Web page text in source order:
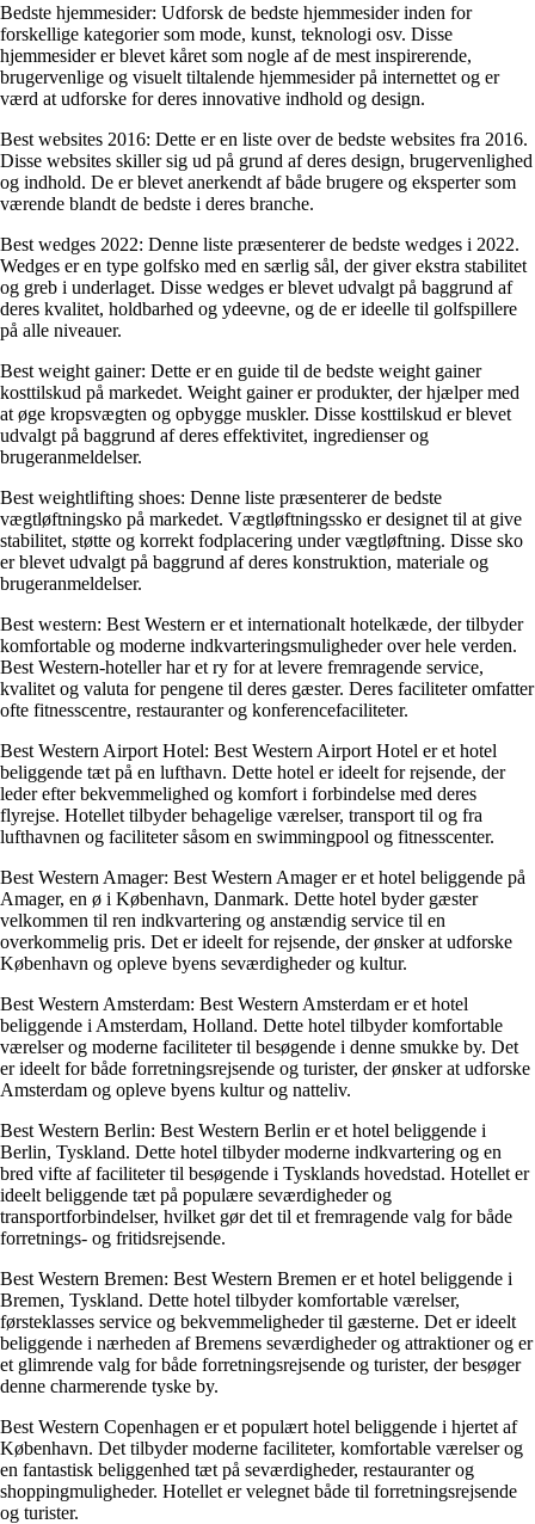
Bedste hjemmesider: Udforsk de bedste hjemmesider inden for
forskellige kategorier som mode, kunst, teknologi osv. Disse
hjemmesider er blevet kåret som nogle af de mest inspirerende,
brugervenlige og visuelt tiltalende hjemmesider på internettet og er
værd at udforske for deres innovative indhold og design.
Best websites 2016: Dette er en liste over de bedste websites fra 2016.
Disse websites skiller sig ud på grund af deres design, brugervenlighed
og indhold. De er blevet anerkendt af både brugere og eksperter som
værende blandt de bedste i deres branche.
Best wedges 2022: Denne liste præsenterer de bedste wedges i 2022.
Wedges er en type golfsko med en særlig sål, der giver ekstra stabilitet
og greb i underlaget. Disse wedges er blevet udvalgt på baggrund af
deres kvalitet, holdbarhed og ydeevne, og de er ideelle til golfspillere
på alle niveauer.
Best weight gainer: Dette er en guide til de bedste weight gainer
kosttilskud på markedet. Weight gainer er produkter, der hjælper med
at øge kropsvægten og opbygge muskler. Disse kosttilskud er blevet
udvalgt på baggrund af deres effektivitet, ingredienser og
brugeranmeldelser.
Best weightlifting shoes: Denne liste præsenterer de bedste
vægtløftningsko på markedet. Vægtløftningssko er designet til at give
stabilitet, støtte og korrekt fodplacering under vægtløftning. Disse sko
er blevet udvalgt på baggrund af deres konstruktion, materiale og
brugeranmeldelser.
Best western: Best Western er et internationalt hotelkæde, der tilbyder
komfortable og moderne indkvarteringsmuligheder over hele verden.
Best Western-hoteller har et ry for at levere fremragende service,
kvalitet og valuta for pengene til deres gæster. Deres faciliteter omfatter
ofte fitnesscentre, restauranter og konferencefaciliteter.
Best Western Airport Hotel: Best Western Airport Hotel er et hotel
beliggende tæt på en lufthavn. Dette hotel er ideelt for rejsende, der
leder efter bekvemmelighed og komfort i forbindelse med deres
flyrejse. Hotellet tilbyder behagelige værelser, transport til og fra
lufthavnen og faciliteter såsom en swimmingpool og fitnesscenter.
Best Western Amager: Best Western Amager er et hotel beliggende på
Amager, en ø i København, Danmark. Dette hotel byder gæster
velkommen til ren indkvartering og anstændig service til en
overkommelig pris. Det er ideelt for rejsende, der ønsker at udforske
København og opleve byens seværdigheder og kultur.
Best Western Amsterdam: Best Western Amsterdam er et hotel
beliggende i Amsterdam, Holland. Dette hotel tilbyder komfortable
værelser og moderne faciliteter til besøgende i denne smukke by. Det
er ideelt for både forretningsrejsende og turister, der ønsker at udforske
Amsterdam og opleve byens kultur og natteliv.
Best Western Berlin: Best Western Berlin er et hotel beliggende i
Berlin, Tyskland. Dette hotel tilbyder moderne indkvartering og en
bred vifte af faciliteter til besøgende i Tysklands hovedstad. Hotellet er
ideelt beliggende tæt på populære seværdigheder og
transportforbindelser, hvilket gør det til et fremragende valg for både
forretnings- og fritidsrejsende.
Best Western Bremen: Best Western Bremen er et hotel beliggende i
Bremen, Tyskland. Dette hotel tilbyder komfortable værelser,
førsteklasses service og bekvemmeligheder til gæsterne. Det er ideelt
beliggende i nærheden af ​​Bremens seværdigheder og attraktioner og er
et glimrende valg for både forretningsrejsende og turister, der besøger
denne charmerende tyske by.
Best Western Copenhagen er et populært hotel beliggende i hjertet af
København. Det tilbyder moderne faciliteter, komfortable værelser og
en fantastisk beliggenhed tæt på seværdigheder, restauranter og
shoppingmuligheder. Hotellet er velegnet både til forretningsrejsende
og turister.